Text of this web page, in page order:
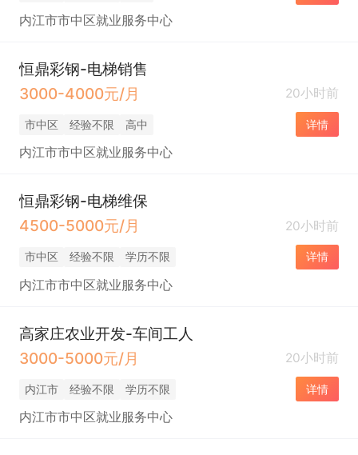
内江市市中区就业服务中心
恒鼎彩钢-电梯销售
3000-4000元/月
20小时前
市中区 经验不限 高中 详情
内江市市中区就业服务中心
恒鼎彩钢-电梯维保
4500-5000元/月
20小时前
市中区 经验不限 学历不限 详情
内江市市中区就业服务中心
高家庄农业开发-车间工人
3000-5000元/月
20小时前
内江市 经验不限 学历不限 详情
内江市市中区就业服务中心